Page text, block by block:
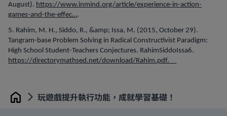
August). https://www.inmind.org/article/experience-in-action-
games-and-the-effec….
5. Rahim, M. H., Siddo, R., &amp; Issa, M. (2015, October 29).
Tangram-base Problem Solving in Radical Constructivist Paradigm:
High School Student-Teachers Conjectures. RahimSiddoIssa6.
https://directorymathsed.net/download/Rahim.pdf.__
Home 玩遊戲提升執行功能，成就學習基礎！